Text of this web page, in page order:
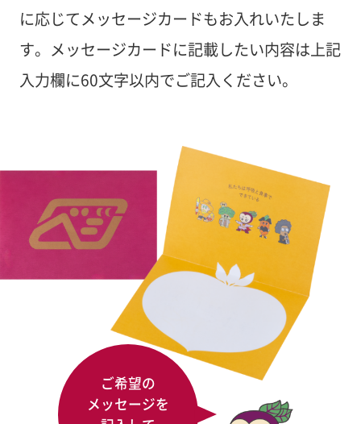
に応じてメッセージカードもお入れいたしま
す。メッセージカードに記載したい内容は上記
入力欄に60文字以内でご記入ください。
ご希望の
メッセージを